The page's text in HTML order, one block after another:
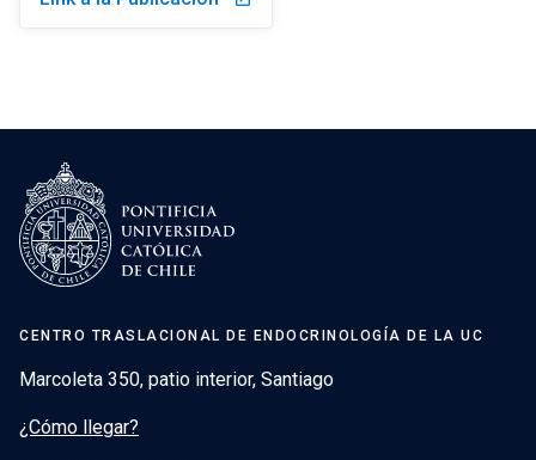
CENTRO TRASLACIONAL DE ENDOCRINOLOGÍA DE LA UC
Marcoleta 350, patio interior, Santiago
¿Cómo llegar?